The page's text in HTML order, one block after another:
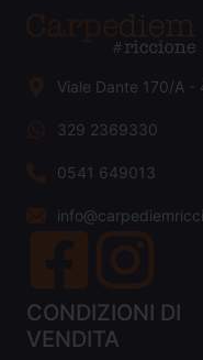
Viale Dante 170/A -
329 2369330
0541 649013
CONDIZIONI DI
VENDITA